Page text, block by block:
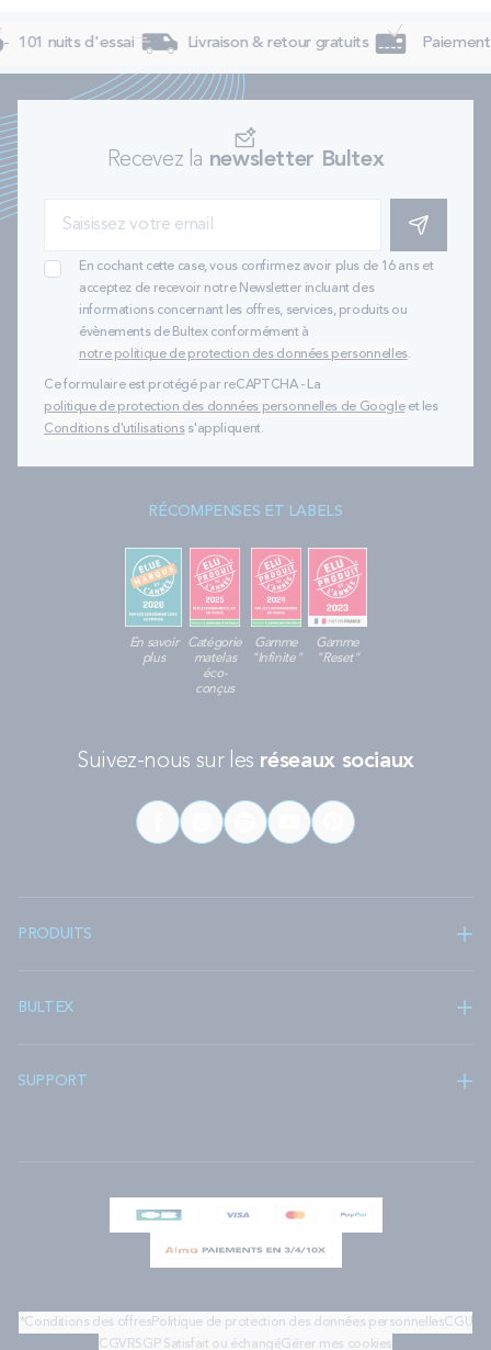
101 nuits d'essai Livraison & retour gratuits
Recevez la newsletter Bultex
S'INSCRIRE
En cochant cette case, vous confirmez avoir plus de 16 ans et
acceptez de recevoir notre Newsletter incluant des
informations concernant les offres, services, produits ou
évènements de Bultex conformément à
notre politique de protection des données personnelles.
Ce formulaire est protégé par reCAPTCHA - La
politique de protection des données personnelles de Googleet les
Conditions d'utilisationss'appliquent.
RÉCOMPENSES ET LABELS
En savoir
plus
Catégorie
matelas
éco-
conçus
Gamme
"Infinite"
Gamme
"Reset"
Suivez-nous sur les réseaux sociaux
PRODUITS
BULTEX
SUPPORT
*Conditions des offresPolitique de protection des données personnellesCGU
CGV RSGP Satisfait ou échangéGérer mes cookies